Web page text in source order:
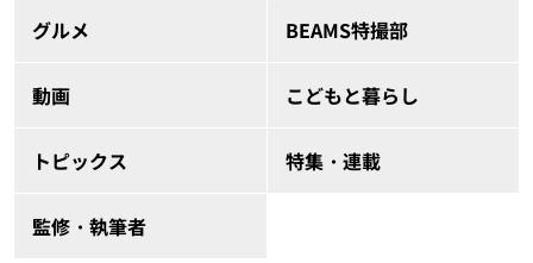
グルメ BEAMS特撮部
動画 こどもと暮らし
トピックス 特集・連載
監修・執筆者